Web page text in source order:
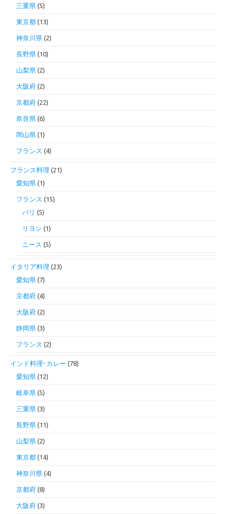
三重県 (5)
東京都 (13)
神奈川県 (2)
長野県 (10)
山梨県 (2)
大阪府 (2)
京都府 (22)
奈良県 (6)
岡山県 (1)
フランス (4)
フランス料理 (21)
愛知県 (1)
フランス (15)
パリ (5)
リヨン (1)
ニース (5)
イタリア料理 (23)
愛知県 (7)
京都府 (4)
大阪府 (2)
静岡県 (3)
フランス (2)
インド料理･カレー (78)
愛知県 (12)
岐阜県 (5)
三重県 (3)
長野県 (11)
山梨県 (2)
東京都 (14)
神奈川県 (4)
京都府 (8)
大阪府 (3)